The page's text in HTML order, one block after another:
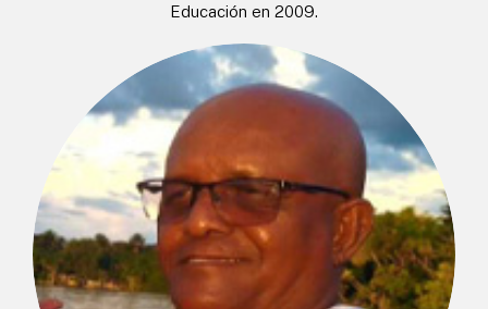
Educación en 2009.